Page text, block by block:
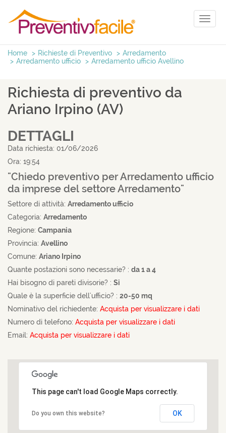
Home Richieste di Preventivo
Arredamento
Arredamento ufficio
Arredamento ufficio Avellino
Richiesta di preventivo da
Ariano Irpino (AV)
DETTAGLI
Data richiesta: 01/06/2026
Ora: 19:54
"Chiedo preventivo per Arredamento ufficio
da imprese del settore Arredamento"
Settore di attività: Arredamento ufficio
Categoria: Arredamento
Regione: Campania
Provincia: Avellino
Comune: Ariano Irpino
Quante postazioni sono necessarie? : da 1 a 4
Hai bisogno di pareti divisorie? : Si
Quale è la superficie dell'ufficio? : 20-50 mq
Nominativo del richiedente: Acquista per visualizzare i dati
Numero di telefono: Acquista per visualizzare i dati
Email: Acquista per visualizzare i dati
This page can't load Google Maps correctly.
Do you own this website? OK